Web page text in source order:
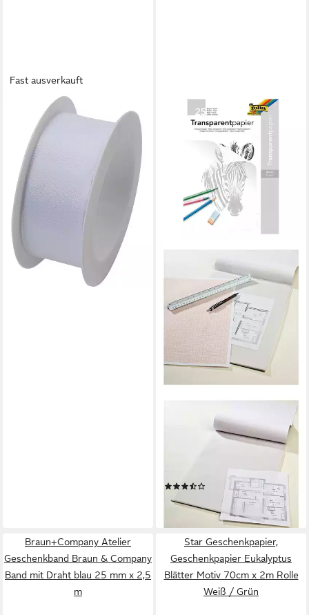
Fast ausverkauft
BRAUN+COMPANY ATELIER
Geschenkpapier Braun &
Company Geschenkband weiß
25 mm x 2,5 m
3,34 €
(1,34 €/ 1 m)
lieferbar - in 3-4 Werktagen bei dir
Transparentpapier,
Architektenpapier 25 Blatt,
weiß transparent, Format A3,
80 g/m²
ab 12,25 €
lieferbar - in 4-5 Werktagen bei dir
Braun+Company Atelier
Geschenkband Braun & Company
Band mit Draht blau 25 mm x 2,5
m
Star Geschenkpapier,
Geschenkpapier Eukalyptus
Blätter Motiv 70cm x 2m Rolle
Weiß / Grün